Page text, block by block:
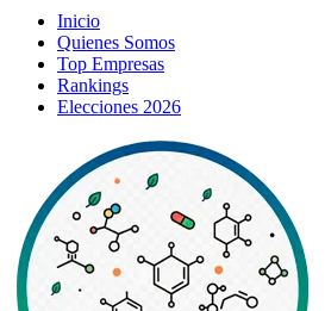
Inicio
Quienes Somos
Top Empresas
Rankings
Elecciones 2026